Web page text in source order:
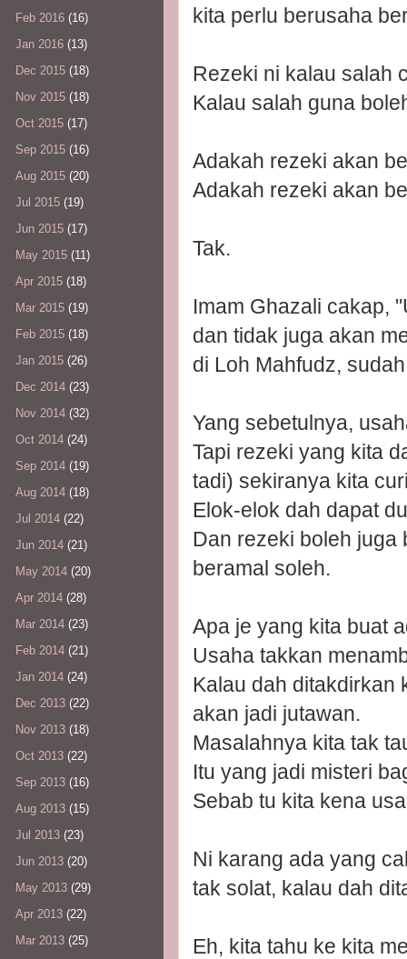
kita perlu berusaha
Rezeki ni kalau salah
Kalau salah guna
Adakah rezeki akan
Adakah rezeki akan
Tak.
Imam Ghazali cakap,
dan tidak juga akan
di Loh Mahfudz,
Yang sebetulnya,
Tapi rezeki yang kita
tadi) sekiranya kita
Elok-elok dah dapat
Dan rezeki boleh juga
beramal soleh.
Apa je yang kita buat
Usaha takkan
Kalau dah ditakdirkan
akan jadi jutawan.
Masalahnya kita tak
Itu yang jadi misteri
Sebab tu kita kena
Ni karang ada yang
tak solat, kalau dah
Eh, kita tahu ke kita
Feb 2016 (16)
Jan 2016 (13)
Dec 2015 (18)
Nov 2015 (18)
Oct 2015 (17)
Sep 2015 (16)
Aug 2015 (20)
Jul 2015 (19)
Jun 2015 (17)
May 2015 (11)
Apr 2015 (18)
Mar 2015 (19)
Feb 2015 (18)
Jan 2015 (26)
Dec 2014 (23)
Nov 2014 (32)
Oct 2014 (24)
Sep 2014 (19)
Aug 2014 (18)
Jul 2014 (22)
Jun 2014 (21)
May 2014 (20)
Apr 2014 (28)
Mar 2014 (23)
Feb 2014 (21)
Jan 2014 (24)
Dec 2013 (22)
Nov 2013 (18)
Oct 2013 (22)
Sep 2013 (16)
Aug 2013 (15)
Jul 2013 (23)
Jun 2013 (20)
May 2013 (29)
Apr 2013 (22)
Mar 2013 (25)